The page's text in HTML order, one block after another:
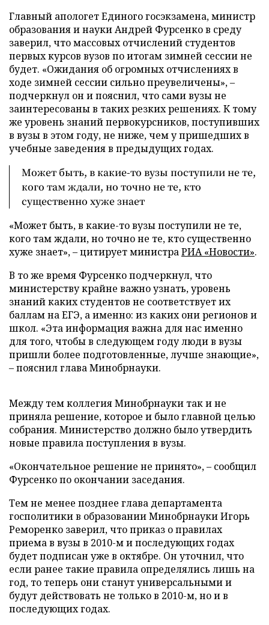
Главный апологет Единого госэкзамена, министр
образования и науки Андрей Фурсенко в среду
заверил, что массовых отчислений студентов
первых курсов вузов по итогам зимней сессии не
будет. «Ожидания об огромных отчислениях в
ходе зимней сессии сильно преувеличены», –
подчеркнул он и пояснил, что сами вузы не
заинтересованы в таких резких решениях. К тому
же уровень знаний первокурсников, поступивших
в вузы в этом году, не ниже, чем у пришедших в
учебные заведения в предыдущих годах.
Может быть, в какие-то вузы поступили не те,
кого там ждали, но точно не те, кто
существенно хуже знает
«Может быть, в какие-то вузы поступили не те,
кого там ждали, но точно не те, кто существенно
хуже знает», – цитирует министраРИА «Новости».
В то же время Фурсенко подчеркнул, что
министерству крайне важно узнать, уровень
знаний каких студентов не соответствует их
баллам на ЕГЭ, а именно: из каких они регионов и
школ. «Эта информация важна для нас именно
для того, чтобы в следующем году люди в вузы
пришли более подготовленные, лучше знающие»,
– пояснил глава Минобрнауки.
Между тем коллегия Минобрнауки так и не
приняла решение, которое и было главной целью
собрания. Министерство должно было утвердить
новые правила поступления в вузы.
«Окончательное решение не принято», – сообщил
Фурсенко по окончании заседания.
Тем не менее позднее глава департамента
госполитики в образовании Минобрнауки Игорь
Реморенко заверил, что приказ о правилах
приема в вузы в 2010-м и последующих годах
будет подписан уже в октябре. Он уточнил, что
если ранее такие правила определялись лишь на
год, то теперь они станут универсальными и
будут действовать не только в 2010-м, но и в
последующих годах.